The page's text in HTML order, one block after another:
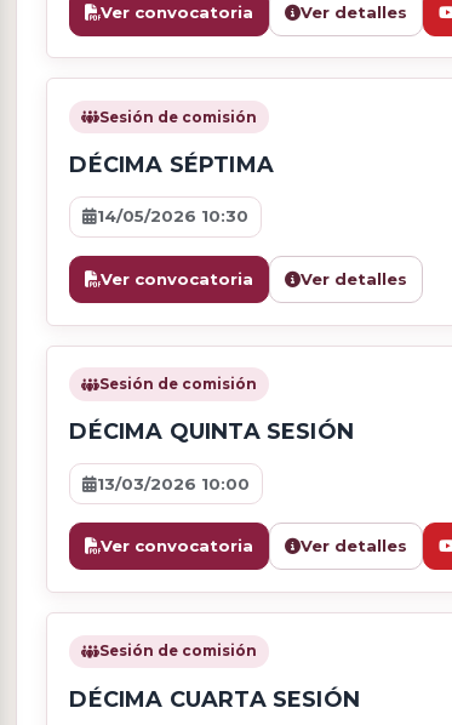
Ver convocatoria Ver detalles
Sesión de comisión
DÉCIMA SÉPTIMA
14/05/2026 10:30
Ver convocatoria Ver detalles
Sesión de comisión
DÉCIMA QUINTA SESIÓN
13/03/2026 10:00
Ver convocatoria Ver detalles
Sesión de comisión
DÉCIMA CUARTA SESIÓN